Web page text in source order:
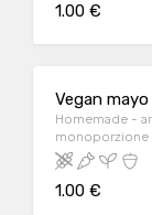
1.00 €
Vegan mayo
Homemade -
monoporzione
1.00 €